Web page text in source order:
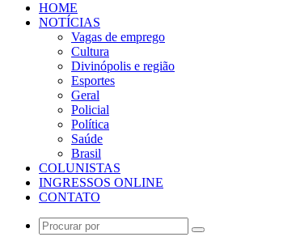
HOME
NOTÍCIAS
Vagas de emprego
Cultura
Divinópolis e região
Esportes
Geral
Policial
Política
Saúde
Brasil
COLUNISTAS
INGRESSOS ONLINE
CONTATO